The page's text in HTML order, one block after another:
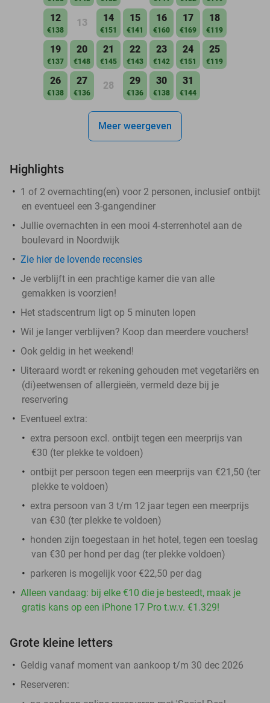
12
€138
13 14
€151
15
€141
16
€160
17
€169
18
€119
19
€137
20
€148
21
€145
22
€143
23
€142
24
€151
25
€119
26
€138
27
€136
28 29
€136
30
€138
31
€144
Meer weergeven
Highlights
1 of 2 overnachting(en) voor 2 personen, inclusief ontbijt
en eventueel een 3-gangendiner
Jullie overnachten in een mooi 4-sterrenhotel aan de
boulevard in Noordwijk
Zie hier de lovende recensies
Je verblijft in een prachtige kamer die van alle
gemakken is voorzien!
Het stadscentrum ligt op 5 minuten lopen
Wil je langer verblijven? Koop dan meerdere vouchers!
Ook geldig in het weekend!
Uiteraard wordt er rekening gehouden met vegetariërs en
(di)eetwensen of allergieën, vermeld deze bij je
reservering
Eventueel extra:
extra persoon excl. ontbijt tegen een meerprijs van
€30 (ter plekke te voldoen)
ontbijt per persoon tegen een meerprijs van €21,50 (ter
plekke te voldoen)
extra persoon van 3 t/m 12 jaar tegen een meerprijs
van €30 (ter plekke te voldoen)
honden zijn toegestaan in het hotel, tegen een toeslag
van €30 per hond per dag (ter plekke voldoen)
parkeren is mogelijk voor €22,50 per dag
Alleen vandaag: bij elke €10 die je besteedt, maak je
gratis kans op een iPhone 17 Pro t.w.v. €1.329!
Grote kleine letters
Geldig vanaf moment van aankoop t/m 30 dec 2026
Reserveren: